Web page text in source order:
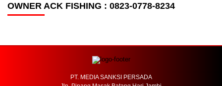
OWNER ACK FISHING : 0823-0778-8234
PT. MEDIA SANKSI PERSADA